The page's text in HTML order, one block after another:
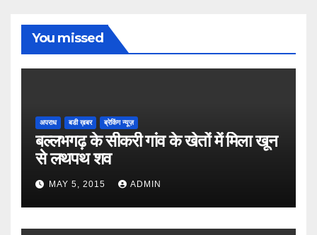
You missed
अपराध बडी ख़बर ब्रेकिंग न्यूज़
बल्लभगढ़ के सीकरी गांव के खेतों में मिला खून
से लथपथ शव
MAY 5, 2015 ADMIN